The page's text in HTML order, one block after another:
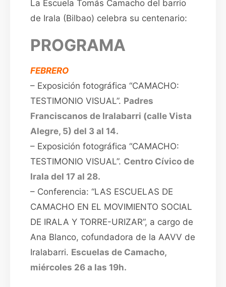
La Escuela Tomás Camacho del barrio
de Irala (Bilbao) celebra su centenario:
PROGRAMA
FEBRERO
– Exposición fotográfica “CAMACHO:
TESTIMONIO VISUAL”. Padres
Franciscanos de Iralabarri (calle Vista
Alegre, 5) del 3 al 14.
– Exposición fotográfica “CAMACHO:
TESTIMONIO VISUAL”. Centro Cívico de
Irala del 17 al 28.
– Conferencia: “LAS ESCUELAS DE
CAMACHO EN EL MOVIMIENTO SOCIAL
DE IRALA Y TORRE-URIZAR”, a cargo de
Ana Blanco, cofundadora de la AAVV de
Iralabarri. Escuelas de Camacho,
miércoles 26 a las 19h.